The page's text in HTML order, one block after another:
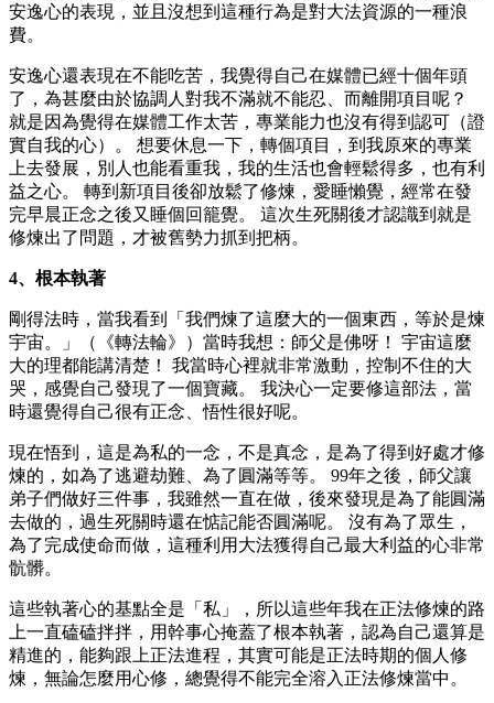
安逸心的表現，並且沒想到這種行為是對大法資源的一種浪
費。
安逸心還表現在不能吃苦，我覺得自己在媒體已經十個年頭
了，為甚麼由於協調人對我不滿就不能忍、而離開項目呢？
就是因為覺得在媒體工作太苦，專業能力也沒有得到認可（證
實自我的心）。 想要休息一下，轉個項目，到我原來的專業
上去發展，別人也能看重我，我的生活也會輕鬆得多，也有利
益之心。 轉到新項目後卻放鬆了修煉，愛睡懶覺，經常在發
完早晨正念之後又睡個回籠覺。 這次生死關後才認識到就是
修煉出了問題，才被舊勢力抓到把柄。
4、根本執著
剛得法時，當我看到「我們煉了這麼大的一個東西，等於是煉
宇宙。」（《轉法輪》）當時我想：師父是佛呀！ 宇宙這麼
大的理都能講清楚！ 我當時心裡就非常激動，控制不住的大
哭，感覺自己發現了一個寶藏。 我決心一定要修這部法，當
時還覺得自己很有正念、悟性很好呢。
現在悟到，這是為私的一念，不是真念，是為了得到好處才修
煉的，如為了逃避劫難、為了圓滿等等。 99年之後，師父讓
弟子們做好三件事，我雖然一直在做，後來發現是為了能圓滿
去做的，過生死關時還在惦記能否圓滿呢。 沒有為了眾生，
為了完成使命而做，這種利用大法獲得自己最大利益的心非常
骯髒。
這些執著心的基點全是「私」，所以這些年我在正法修煉的路
上一直磕磕拌拌，用幹事心掩蓋了根本執著，認為自己還算是
精進的，能夠跟上正法進程，其實可能是正法時期的個人修
煉，無論怎麼用心修，總覺得不能完全溶入正法修煉當中。